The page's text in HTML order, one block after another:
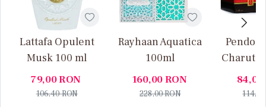
Lattafa Opulent
Musk 100 ml
79,00RON
106,40RON
Rayhaan Aquatica
100ml
160,00RON
228,00RON
Charuto
84,00